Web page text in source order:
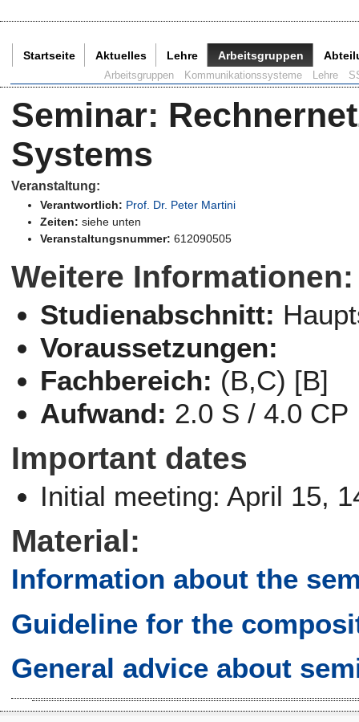
Startseite Aktuelles Lehre Arbeitsgruppen
Arbeitsgruppen Kommunikationssysteme Lehre
Seminar:
Systems
Veranstaltung:
Verantwortlich: Prof. Dr. Peter Martini
Zeiten: siehe unten
Veranstaltungsnummer: 612090505
Weitere Informationen:
Studienabschnitt:
Voraussetzungen:
Fachbereich: (B,C) [B]
Aufwand: 2.0 S / 4.0 CP
Important dates
Initial meeting: April 15,
Material:
Information about the
Guideline for the
General advice about